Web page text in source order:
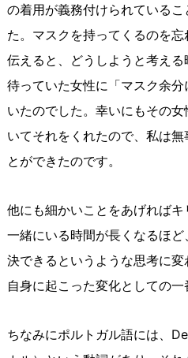
の着用が義務付けられている
た。マスクを持ってくるのを
伝えると、どうしようと考え
待っていた女性に「マスク余
いたのでした。幸いにもその
いてそれをくれたので、私は
とができたのです。
他にも細かいことをあげれば
一緒にいる時間が長くなるほ
決できるというような思考に
自身に起こった変化としての一
ちなみにポルトガル語には、